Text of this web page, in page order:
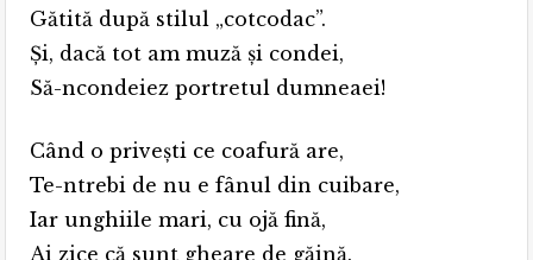
Gătită după stilul „cotcodac”.
Și, dacă tot am muză și condei,
Să-ncondeiez portretul dumneaei!
Când o privești ce coafură are,
Te-ntrebi de nu e fânul din cuibare,
Iar unghiile mari, cu ojă fină,
Ai zice că sunt gheare de găină.